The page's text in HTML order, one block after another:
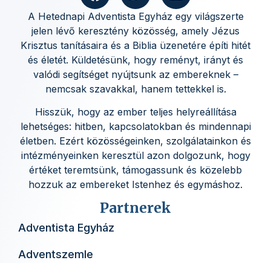
A Hetednapi Adventista Egyház egy világszerte
jelen lévő keresztény közösség, amely Jézus
Krisztus tanításaira és a Biblia üzenetére építi hitét
és életét. Küldetésünk, hogy reményt, irányt és
valódi segítséget nyújtsunk az embereknek –
nemcsak szavakkal, hanem tettekkel is.
Hisszük, hogy az ember teljes helyreállítása
lehetséges: hitben, kapcsolatokban és mindennapi
életben. Ezért közösségeinken, szolgálatainkon és
intézményeinken keresztül azon dolgozunk, hogy
értéket teremtsünk, támogassunk és közelebb
hozzuk az embereket Istenhez és egymáshoz.
Partnerek
Adventista Egyház
Adventszemle